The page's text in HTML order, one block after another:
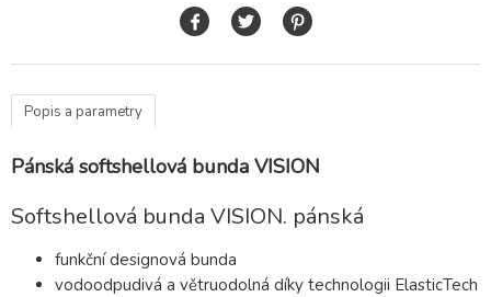
Popis a parametry
Pánská softshellová bunda VISION
Softshellová bunda VISION. pánská
funkční designová bunda
vodoodpudivá a větruodolná díky technologii ElasticTech